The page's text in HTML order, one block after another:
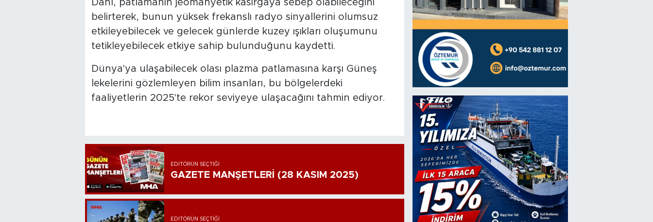
Dahl, patlamanın jeomanyetik kasırgaya sebep olabileceğini
belirterek, bunun yüksek frekanslı radyo sinyallerini olumsuz
etkileyebilecek ve gelecek günlerde kuzey ışıkları oluşumunu
tetikleyebilecek etkiye sahip bulunduğunu kaydetti.
Dünya'ya ulaşabilecek olası plazma patlamasına karşı Güneş
lekelerini gözlemleyen bilim insanları, bu bölgelerdeki
faaliyetlerin 2025'te rekor seviyeye ulaşacağını tahmin ediyor.
EDITÖRÜN SEÇTIĞI
GAZETE MANŞETLERİ (28 KASIM 2025)
EDITÖRÜN SEÇTIĞI